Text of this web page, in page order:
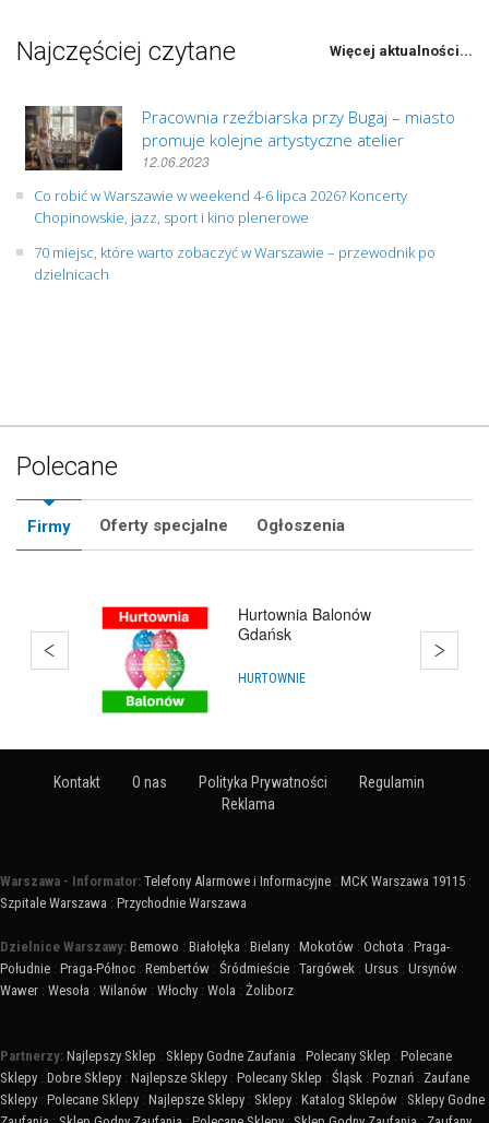
Najczęściej czytane Więcej aktualności...
Pracownia rzeźbiarska przy Bugaj – miasto
promuje kolejne artystyczne atelier
12.06.2023
Co robić w Warszawie w weekend 4-6 lipca 2026? Koncerty
Chopinowskie, jazz, sport i kino plenerowe
70 miejsc, które warto zobaczyć w Warszawie – przewodnik po
dzielnicach
Polecane
Firmy Oferty specjalne Ogłoszenia
Hurtownia Balonów
Gdańsk
HURTOWNIE
Kontakt O nas Polityka Prywatności
Regulamin
Reklama
Warszawa - Informator: Telefony Alarmowe i Informacyjne : MCK Warszawa 19115 :
Szpitale Warszawa : Przychodnie Warszawa
Dzielnice Warszawy: Bemowo : Białołęka : Bielany : Mokotów : Ochota : Praga-
Południe : Praga-Północ : Rembertów : Śródmieście : Targówek : Ursus : Ursynów :
Wawer : Wesoła : Wilanów : Włochy : Wola : Żoliborz
Partnerzy: Najlepszy Sklep : Sklepy Godne Zaufania : Polecany Sklep : Polecane
Sklepy : Dobre Sklepy : Najlepsze Sklepy : Polecany Sklep : Śląsk : Poznań : Zaufane
Sklepy : Polecane Sklepy : Najlepsze Sklepy : Sklepy : Katalog Sklepów : Sklepy Godne